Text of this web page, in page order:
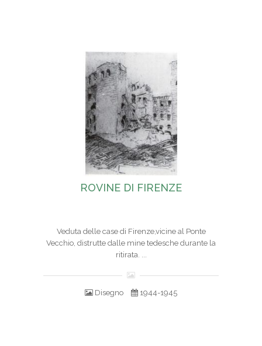
ROVINE DI FIRENZE
Veduta delle case di Firenze,vicine al Ponte
Vecchio, distrutte dalle mine tedesche durante la
ritirata. ...
Disegno 1944-1945